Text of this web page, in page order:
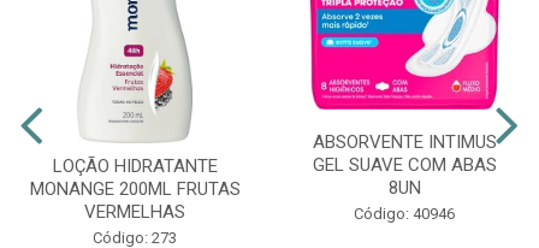
LOÇÃO HIDRATANTE
MONANGE 200ML FRUTAS
VERMELHAS
Código: 273
ABSORVENTE INTIMUS
GEL SUAVE COM ABAS
8UN
Código: 40946